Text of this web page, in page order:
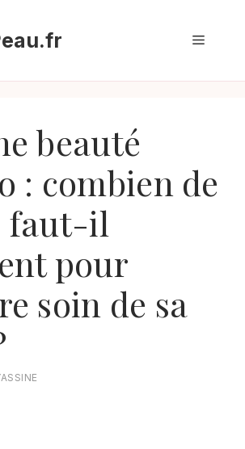
Menu
beauté
: combien de
faut-il
pour
soin de sa